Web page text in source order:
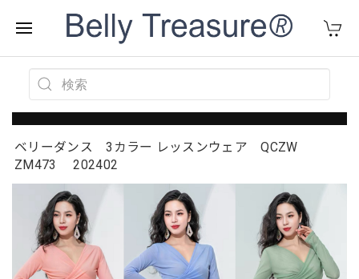
ベリーダンス 3カラー レッスンウェア QCZW
ZM473 202402